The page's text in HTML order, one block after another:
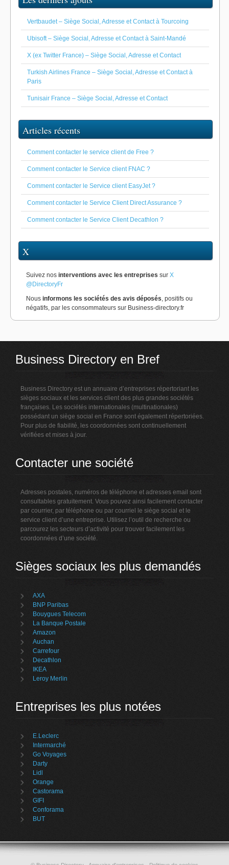
Vertbaudet – Siège Social, Adresse et Contact à Tourcoing
Ubisoft – Siège Social, Adresse et Contact à Saint-Mandé
X (ex Twitter France) – Siège Social, Adresse et Contact
Turkish Airlines France – Siège Social, Adresse et Contact à
Paris
Tunisair France – Siège Social, Adresse et Contact
Articles récents
Comment contacter le service client de Free ?
Comment contacter le Service client FNAC ?
Comment contacter le Service client EasyJet ?
Comment contacter le Service Client Direct Assurance ?
Comment contacter le Service Client Decathlon ?
X
Suivez nos interventions avec les entreprises sur X
@DirectoryFr
Nous informons les sociétés des avis déposés, positifs ou
négatifs, par les consommateurs sur Business-directory.fr
Business Directory en Bref
Business Directory est un annuaire d’entreprises répertoriant les
sièges sociaux et les services client des plus grandes sociétés
françaises. Les sociétés internationales (multinationales)
possédant un siège social en France sont également répertoriées.
Pour plus de fiabilité, les coordonnées sont continuellement
vérifiées et mises à jour.
Contacter une société
Adresses postales, numéros de téléphone et adresses email sont
consultables gratuitement. Vous pouvez ainsi facilement contacter
par courrier, par téléphone ou par courriel le siège social et le
service client d’une entreprise. Utilisez l’outil de recherche ou
parcourez les secteurs d’activité pour trouver facilement les
coordonnées d’une société.
Sièges sociaux les plus demandés
AXA
BNP Paribas
Bouygues Telecom
La Banque Postale
Amazon
Auchan
Carrefour
Decathlon
IKEA
Leroy Merlin
Entreprises les plus notées
E.Leclerc
Intermarché
Go Voyages
Darty
Lidl
Orange
Castorama
GIFI
Conforama
BUT